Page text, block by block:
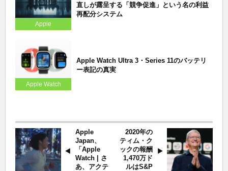
Apple
直しが露呈する「競争促進」という名の利益
再配分システム
Apple Watch
Apple Watch Ultra 3・Series 11のバッテリ
ー表記の真実
Apple
Japan、
「Apple
Watch | さ
あ、アクテ
2020年の
ティム・ク
ックの報酬
1,470万ド
ルはS&P